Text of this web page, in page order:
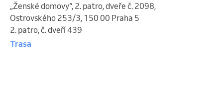
„Ženské domovy“, 2. patro, dveře č. 2098,
Ostrovského 253/3, 150 00 Praha 5
2. patro, č. dveří 439
Trasa